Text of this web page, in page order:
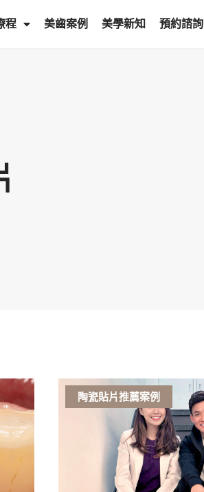
程 美齒案例 美學新知 預約諮詢
陶瓷貼片推薦案例